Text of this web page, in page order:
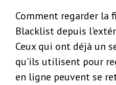
Comment regarder la
Blacklist depuis
Ceux qui ont déjà un
qu'ils utilisent pour
en ligne peuvent se